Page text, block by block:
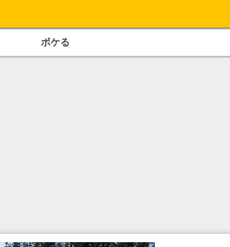
ボケる